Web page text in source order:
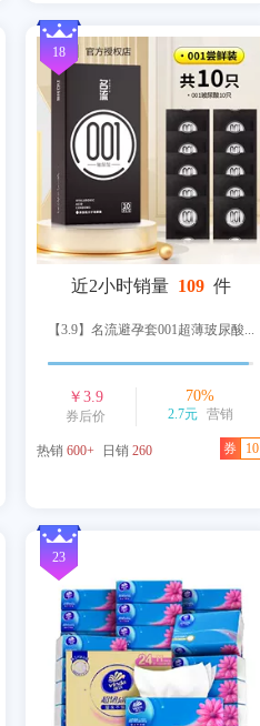
18
近2小时销量 109 件
【3.9】名流避孕套001超薄玻尿酸...
￥3.9
券后价
70%
2.7元 营销
热销 600+ 日销 260 券 10
23